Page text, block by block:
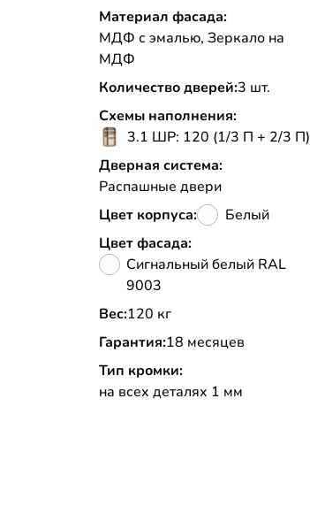
Материал фасада:
МДФ с эмалью, Зеркало на
МДФ
Количество дверей:3 шт.
Схемы наполнения:
3.1 ШР: 120 (1/3 П + 2/3 П)
Дверная система:
Распашные двери
Цвет корпуса:
Белый
Цвет фасада:
Сигнальный белый RAL
9003
Вес:
120 кг
Гарантия:18 месяцев
Тип кромки:
на всех деталях 1 мм